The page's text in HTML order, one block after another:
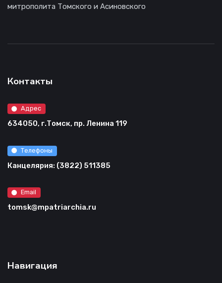
митрополита Томского и Асиновского
Контакты
Адрес
634050, г.Томск, пр. Ленина 119
Телефоны
Канцелярия: (3822) 511385
Email
tomsk@mpatriarchia.ru
Навигация